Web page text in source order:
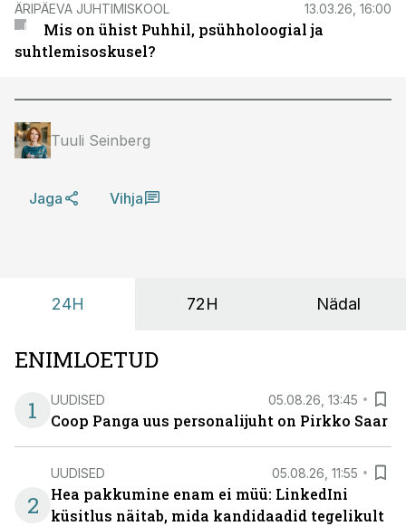
ÄRIPÄEVA JUHTIMISKOOL 13.03.26, 16:00
Mis on ühist Puhhil, psühholoogial ja
suhtlemisoskusel?
Tuuli Seinberg
Jaga Vihja
24H 72H Nädal
ENIMLOETUD
1
UUDISED 05.08.26, 13:45
Coop Panga uus personalijuht on Pirkko Saar
2
UUDISED 05.08.26, 11:55
Hea pakkumine enam ei müü: LinkedIni
küsitlus näitab, mida kandidaadid tegelikult